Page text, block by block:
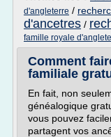
d'angleterre /
d'ancetres /
famille royale
Comment
familiale
En fait, non
généalogique
vous pouvez
partagent vos